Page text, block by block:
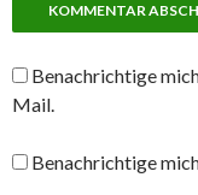
Benachrichtige
Mail.
Benachrichtige